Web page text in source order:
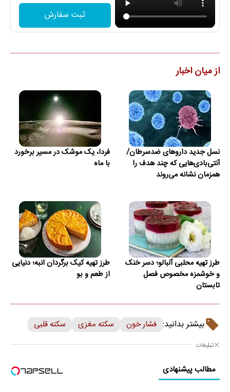
ثبت سفارش
از میان اخبار
نسل جدید داروهای ضدسرطان/
آنتی‌بادی‌هایی که چند هدف را
همزمان نشانه می‌روند
فردا، یک موشک در مسیر برخورد
با ماه
طرز تهیه محلبی آلبالو؛ دسر خنک
و خوشمزه مخصوص فصل
تابستان
طرز تهیه کیک برگردان انبه؛ دنیایی
از طعم و بو
بیشتر بدانید: فشار خون سکته مغزی سکته قلبی
تبلیغات
مطالب پیشنهادی